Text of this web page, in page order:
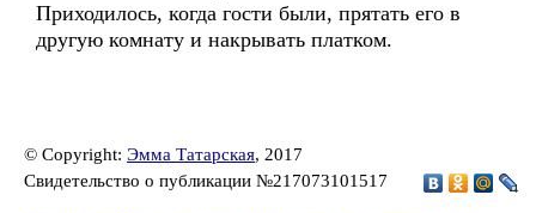
Приходилось, когда гости были, прятать его в
другую комнату и накрывать платком.
© Copyright: Эмма Татарская, 2017
Свидетельство о публикации №217073101517